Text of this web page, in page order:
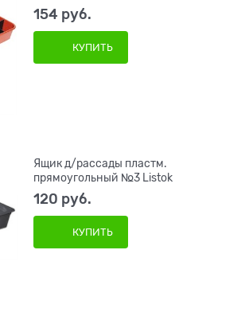
154 руб.
КУПИТЬ
Ящик д/рассады пластм.
прямоугольный №3 Listok
120 руб.
КУПИТЬ